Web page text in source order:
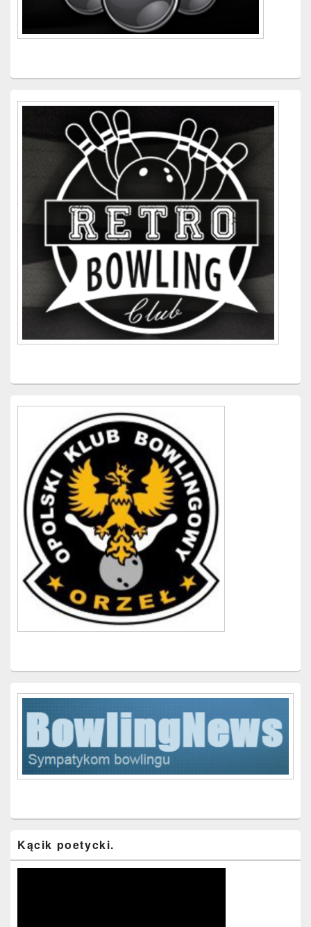
Kącik poetycki.